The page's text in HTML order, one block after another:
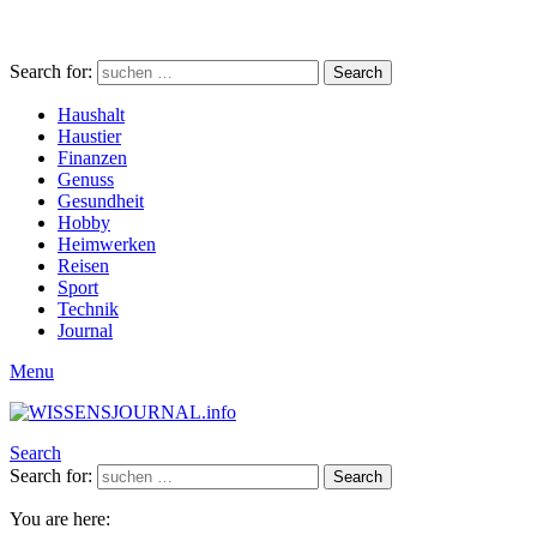
Search for: Search
Haushalt
Haustier
Finanzen
Genuss
Gesundheit
Hobby
Heimwerken
Reisen
Sport
Technik
Journal
Menu
Search
Search for:
Search
You are here: